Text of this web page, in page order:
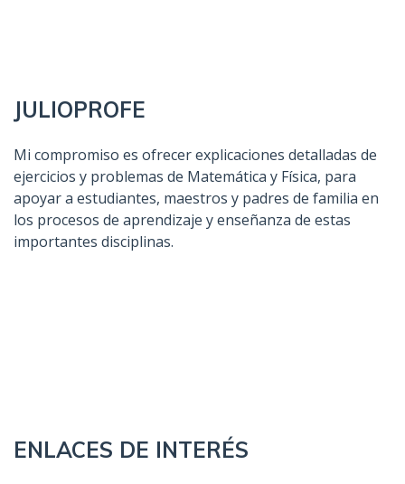
JULIOPROFE
Mi compromiso es ofrecer explicaciones detalladas de
ejercicios y problemas de Matemática y Física, para
apoyar a estudiantes, maestros y padres de familia en
los procesos de aprendizaje y enseñanza de estas
importantes disciplinas.
ENLACES DE INTERÉS